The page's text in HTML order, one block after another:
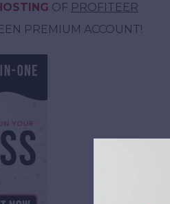
OF PROFITEER
PREMIUM ACCOUNT!